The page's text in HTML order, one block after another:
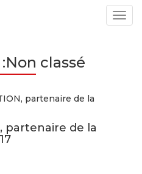
classé
partenaire de la